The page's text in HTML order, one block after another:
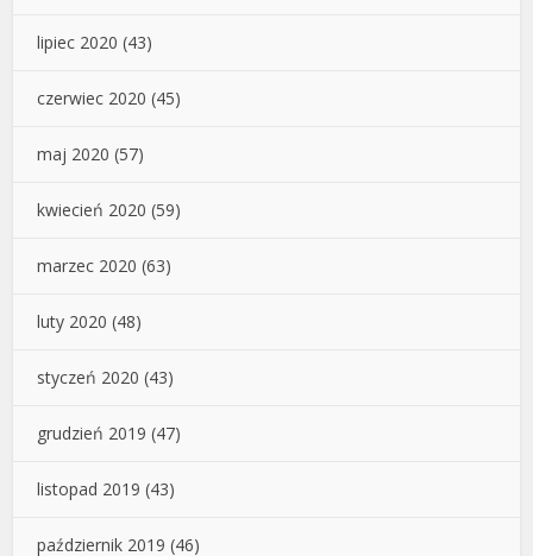
lipiec 2020 (43)
czerwiec 2020 (45)
maj 2020 (57)
kwiecień 2020 (59)
marzec 2020 (63)
luty 2020 (48)
styczeń 2020 (43)
grudzień 2019 (47)
listopad 2019 (43)
październik 2019 (46)